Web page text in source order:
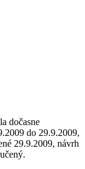
dočasne
do 29.9.2009,
29.9.2009, návrh